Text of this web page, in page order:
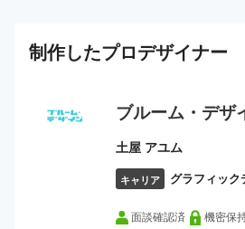
制作したプロデザイナー
ブルーム・デザ
土屋 アユム
キャリア グラフィック
面談確認済 機密保